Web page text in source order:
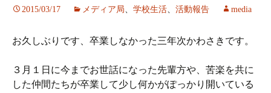
2015/03/17 メディア局、 学校生活、 活動報告 media
お久しぶりです、卒業しなかった三年次かわさきです。
３月１日に今までお世話になった先輩方や、苦楽を共に
した仲間たちが卒業して少し何かがぽっかり開いている